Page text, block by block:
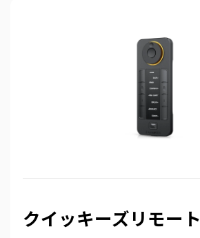
クイッキーズリモート